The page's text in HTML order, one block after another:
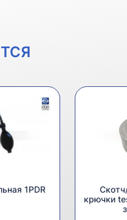
1PDR
крючки